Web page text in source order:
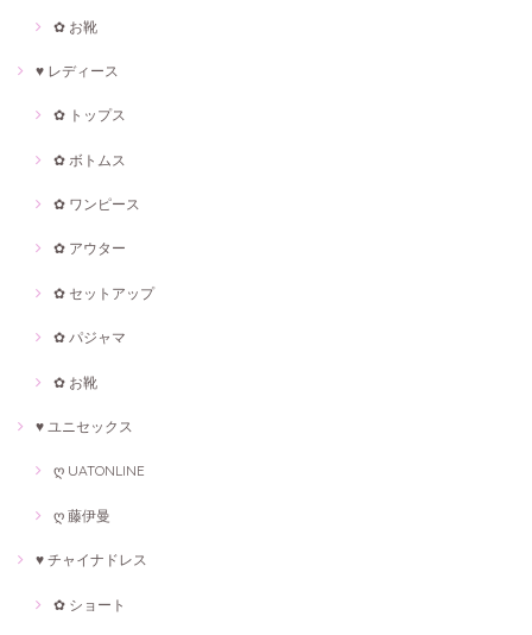
✿ お靴
♥ レディース
✿ トップス
✿ ボトムス
✿ ワンピース
✿ アウター
✿ セットアップ
✿ パジャマ
✿ お靴
♥ ユニセックス
ღ UATONLINE
ღ 藤伊曼
♥ チャイナドレス
✿ ショート